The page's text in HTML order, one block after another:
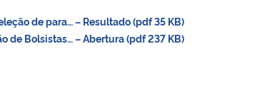
de para… – Resultado (pdf 35 KB)
Bolsistas… – Abertura (pdf 237 KB)